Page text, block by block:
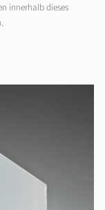
innerhalb dieses